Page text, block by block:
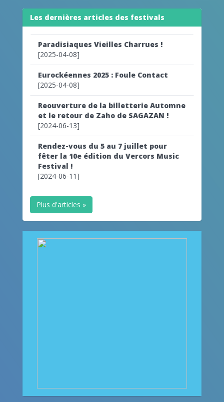
Les dernières articles des festivals
Paradisiaques Vieilles Charrues !
[2025-04-08]
Eurockéennes 2025 : Foule Contact
[2025-04-08]
Reouverture de la billetterie Automne
et le retour de Zaho de SAGAZAN !
[2024-06-13]
Rendez-vous du 5 au 7 juillet pour
fêter la 10e édition du Vercors Music
Festival !
[2024-06-11]
Plus d'articles »